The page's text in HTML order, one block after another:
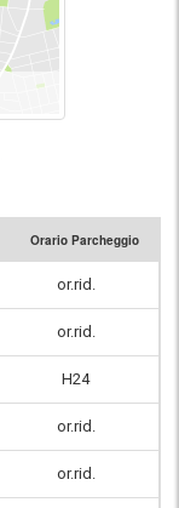
Orario Parcheggio
or.rid.
or.rid.
H24
or.rid.
or.rid.